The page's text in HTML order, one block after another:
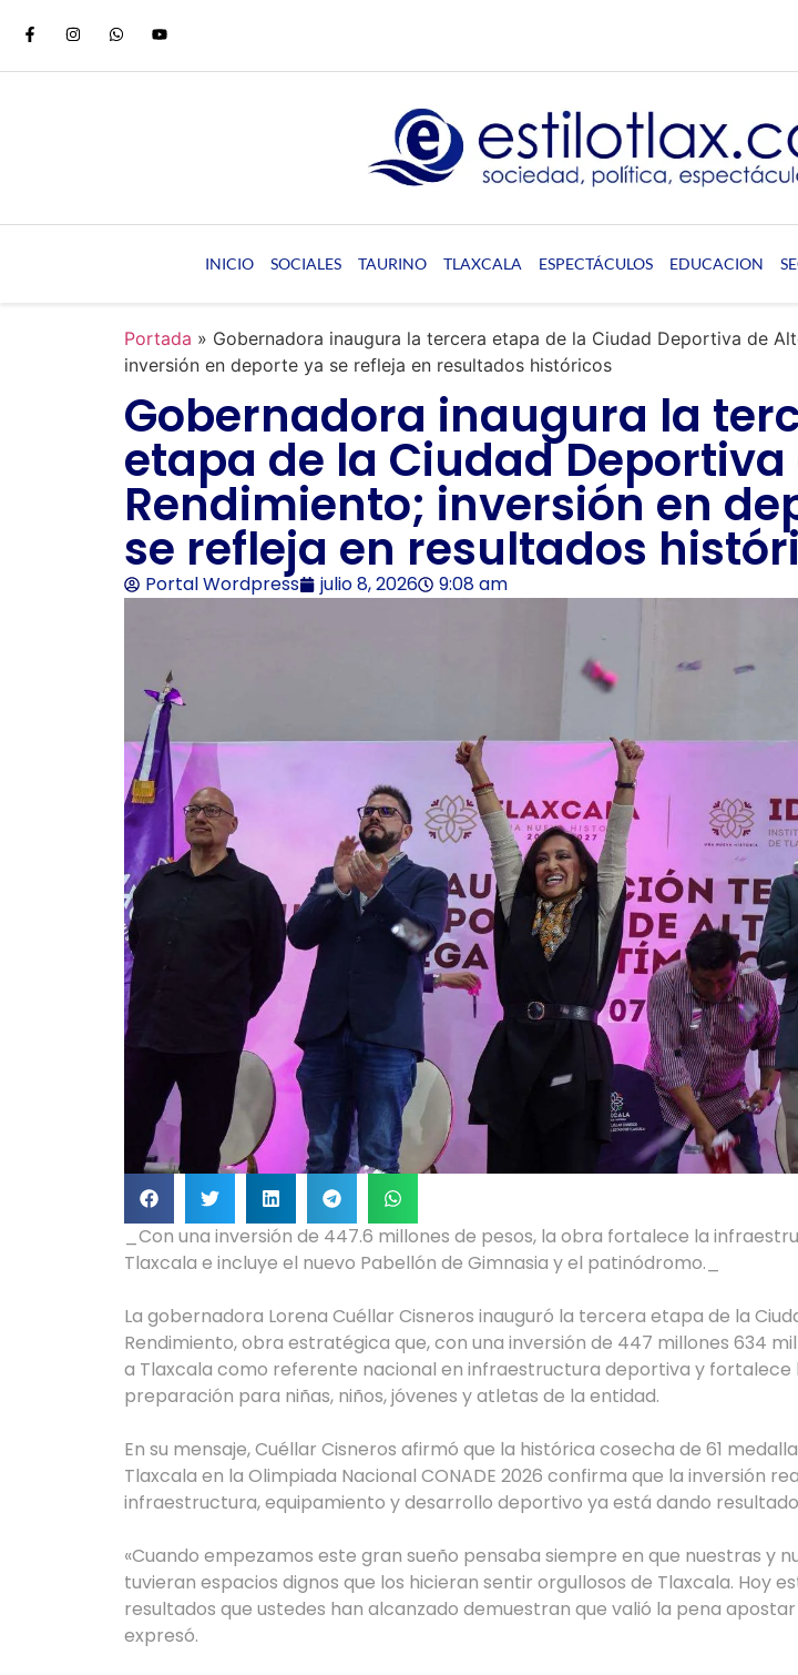
INICIO SOCIALES TAURINO TLAXCALA ESPECTÁCULOS EDUCACION
Portada » Gobernadora inaugura la tercera etapa de la Ciudad Deportiva de
inversión en deporte ya se refleja en resultados históricos
Gobernadora inaugura la
etapa de la Ciudad Deportiva
Rendimiento; inversión en
se refleja en resultados
Portal Wordpress julio 8, 2026 9:08 am
_Con una inversión de 447.6 millones de pesos, la obra fortalece la
Tlaxcala e incluye el nuevo Pabellón de Gimnasia y el patinódromo._
La gobernadora Lorena Cuéllar Cisneros inauguró la tercera etapa de la
Rendimiento, obra estratégica que, con una inversión de 447 millones 634
a Tlaxcala como referente nacional en infraestructura deportiva y fortalece
preparación para niñas, niños, jóvenes y atletas de la entidad.
En su mensaje, Cuéllar Cisneros afirmó que la histórica cosecha de 61
Tlaxcala en la Olimpiada Nacional CONADE 2026 confirma que la inversión
infraestructura, equipamiento y desarrollo deportivo ya está dando
«Cuando empezamos este gran sueño pensaba siempre en que nuestras y
tuvieran espacios dignos que los hicieran sentir orgullosos de Tlaxcala. Hoy
resultados que ustedes han alcanzado demuestran que valió la pena
expresó.